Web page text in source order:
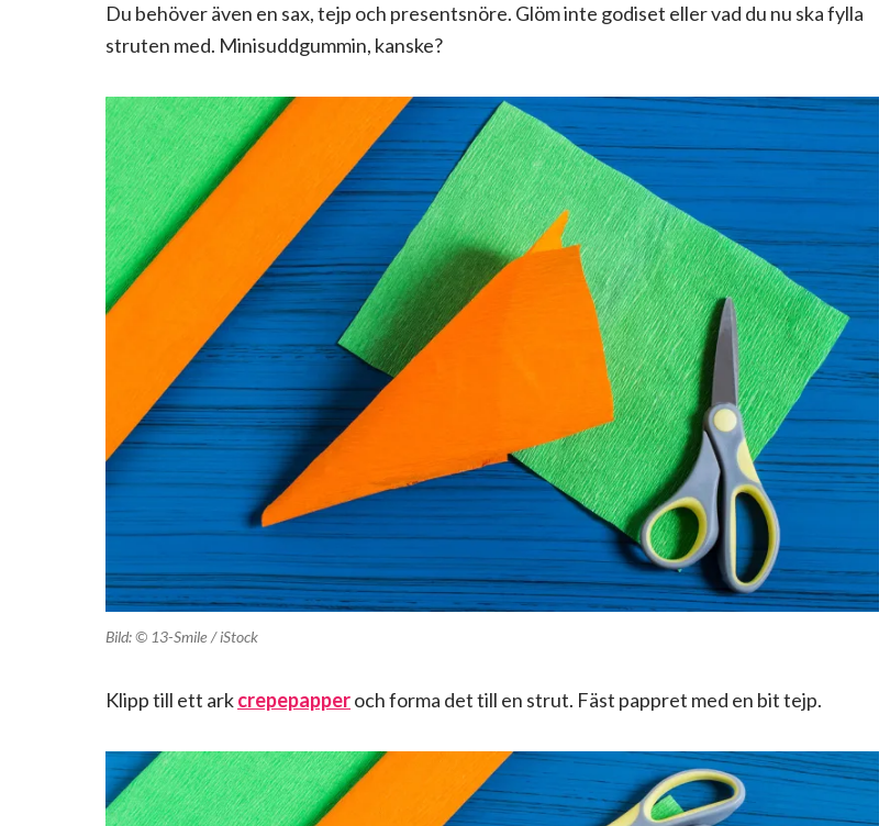
Du behöver även en sax, tejp och presentsnöre. Glöm inte godiset eller vad du nu ska fylla
struten med. Minisuddgummin, kanske?
Bild: © 13-Smile / iStock
Klipp till ett arkcrepepapperoch forma det till en strut. Fäst pappret med en bit tejp.